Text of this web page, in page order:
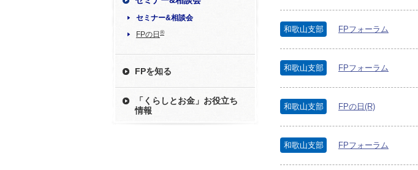
セミナー&相談会
FPの日 ®
FPを知る
「くらしとお金」お役立ち
情報
和歌山支部 FPフォーラム
和歌山支部 FPフォーラム
和歌山支部 FPの日(R)
和歌山支部 FPフォーラム